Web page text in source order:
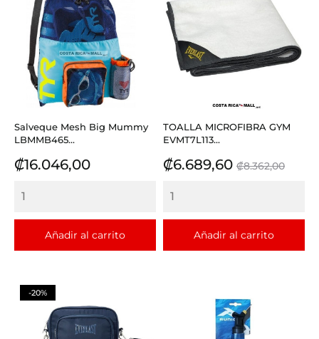
Salveque Mesh Big Mummy
LBMMB465...
Precio
₡16.046,00
Añadir al carrito
TOALLA MICROFIBRA GYM
EVMT7L113...
Precio
₡6.689,60 Precio
₡8.362,00
Añadir al carrito
-20%